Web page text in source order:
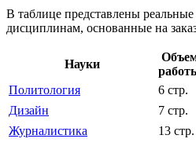
В таблице представлены
дисциплинам, основанные на
Науки
Политология
6 стр.
Дизайн
7 стр.
Журналистика
13 стр.